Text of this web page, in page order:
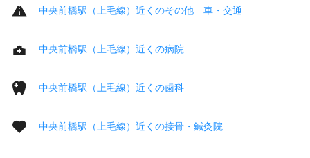
中央前橋駅（上毛線）近くのその他 車・交通
中央前橋駅（上毛線）近くの病院
中央前橋駅（上毛線）近くの歯科
中央前橋駅（上毛線）近くの接骨・鍼灸院